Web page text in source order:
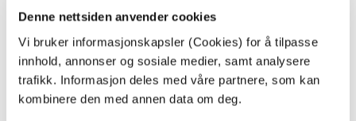
Denne nettsiden anvender cookies
Vi bruker informasjonskapsler (Cookies) for å tilpasse
innhold, annonser og sosiale medier, samt analysere
trafikk. Informasjon deles med våre partnere, som kan
kombinere den med annen data om deg.
Kalender
Kommende aktiviteter